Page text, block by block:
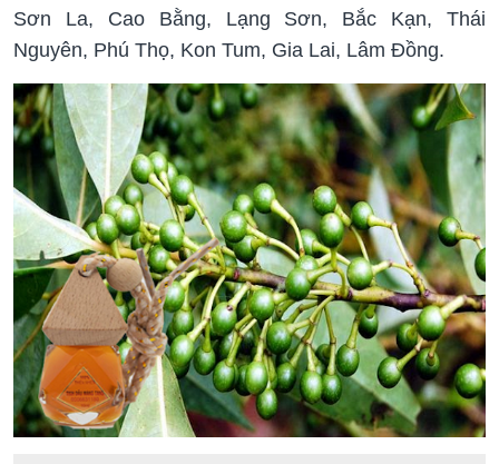
Sơn La, Cao Bằng, Lạng Sơn, Bắc Kạn, Thái
Nguyên, Phú Thọ, Kon Tum, Gia Lai, Lâm Đồng.